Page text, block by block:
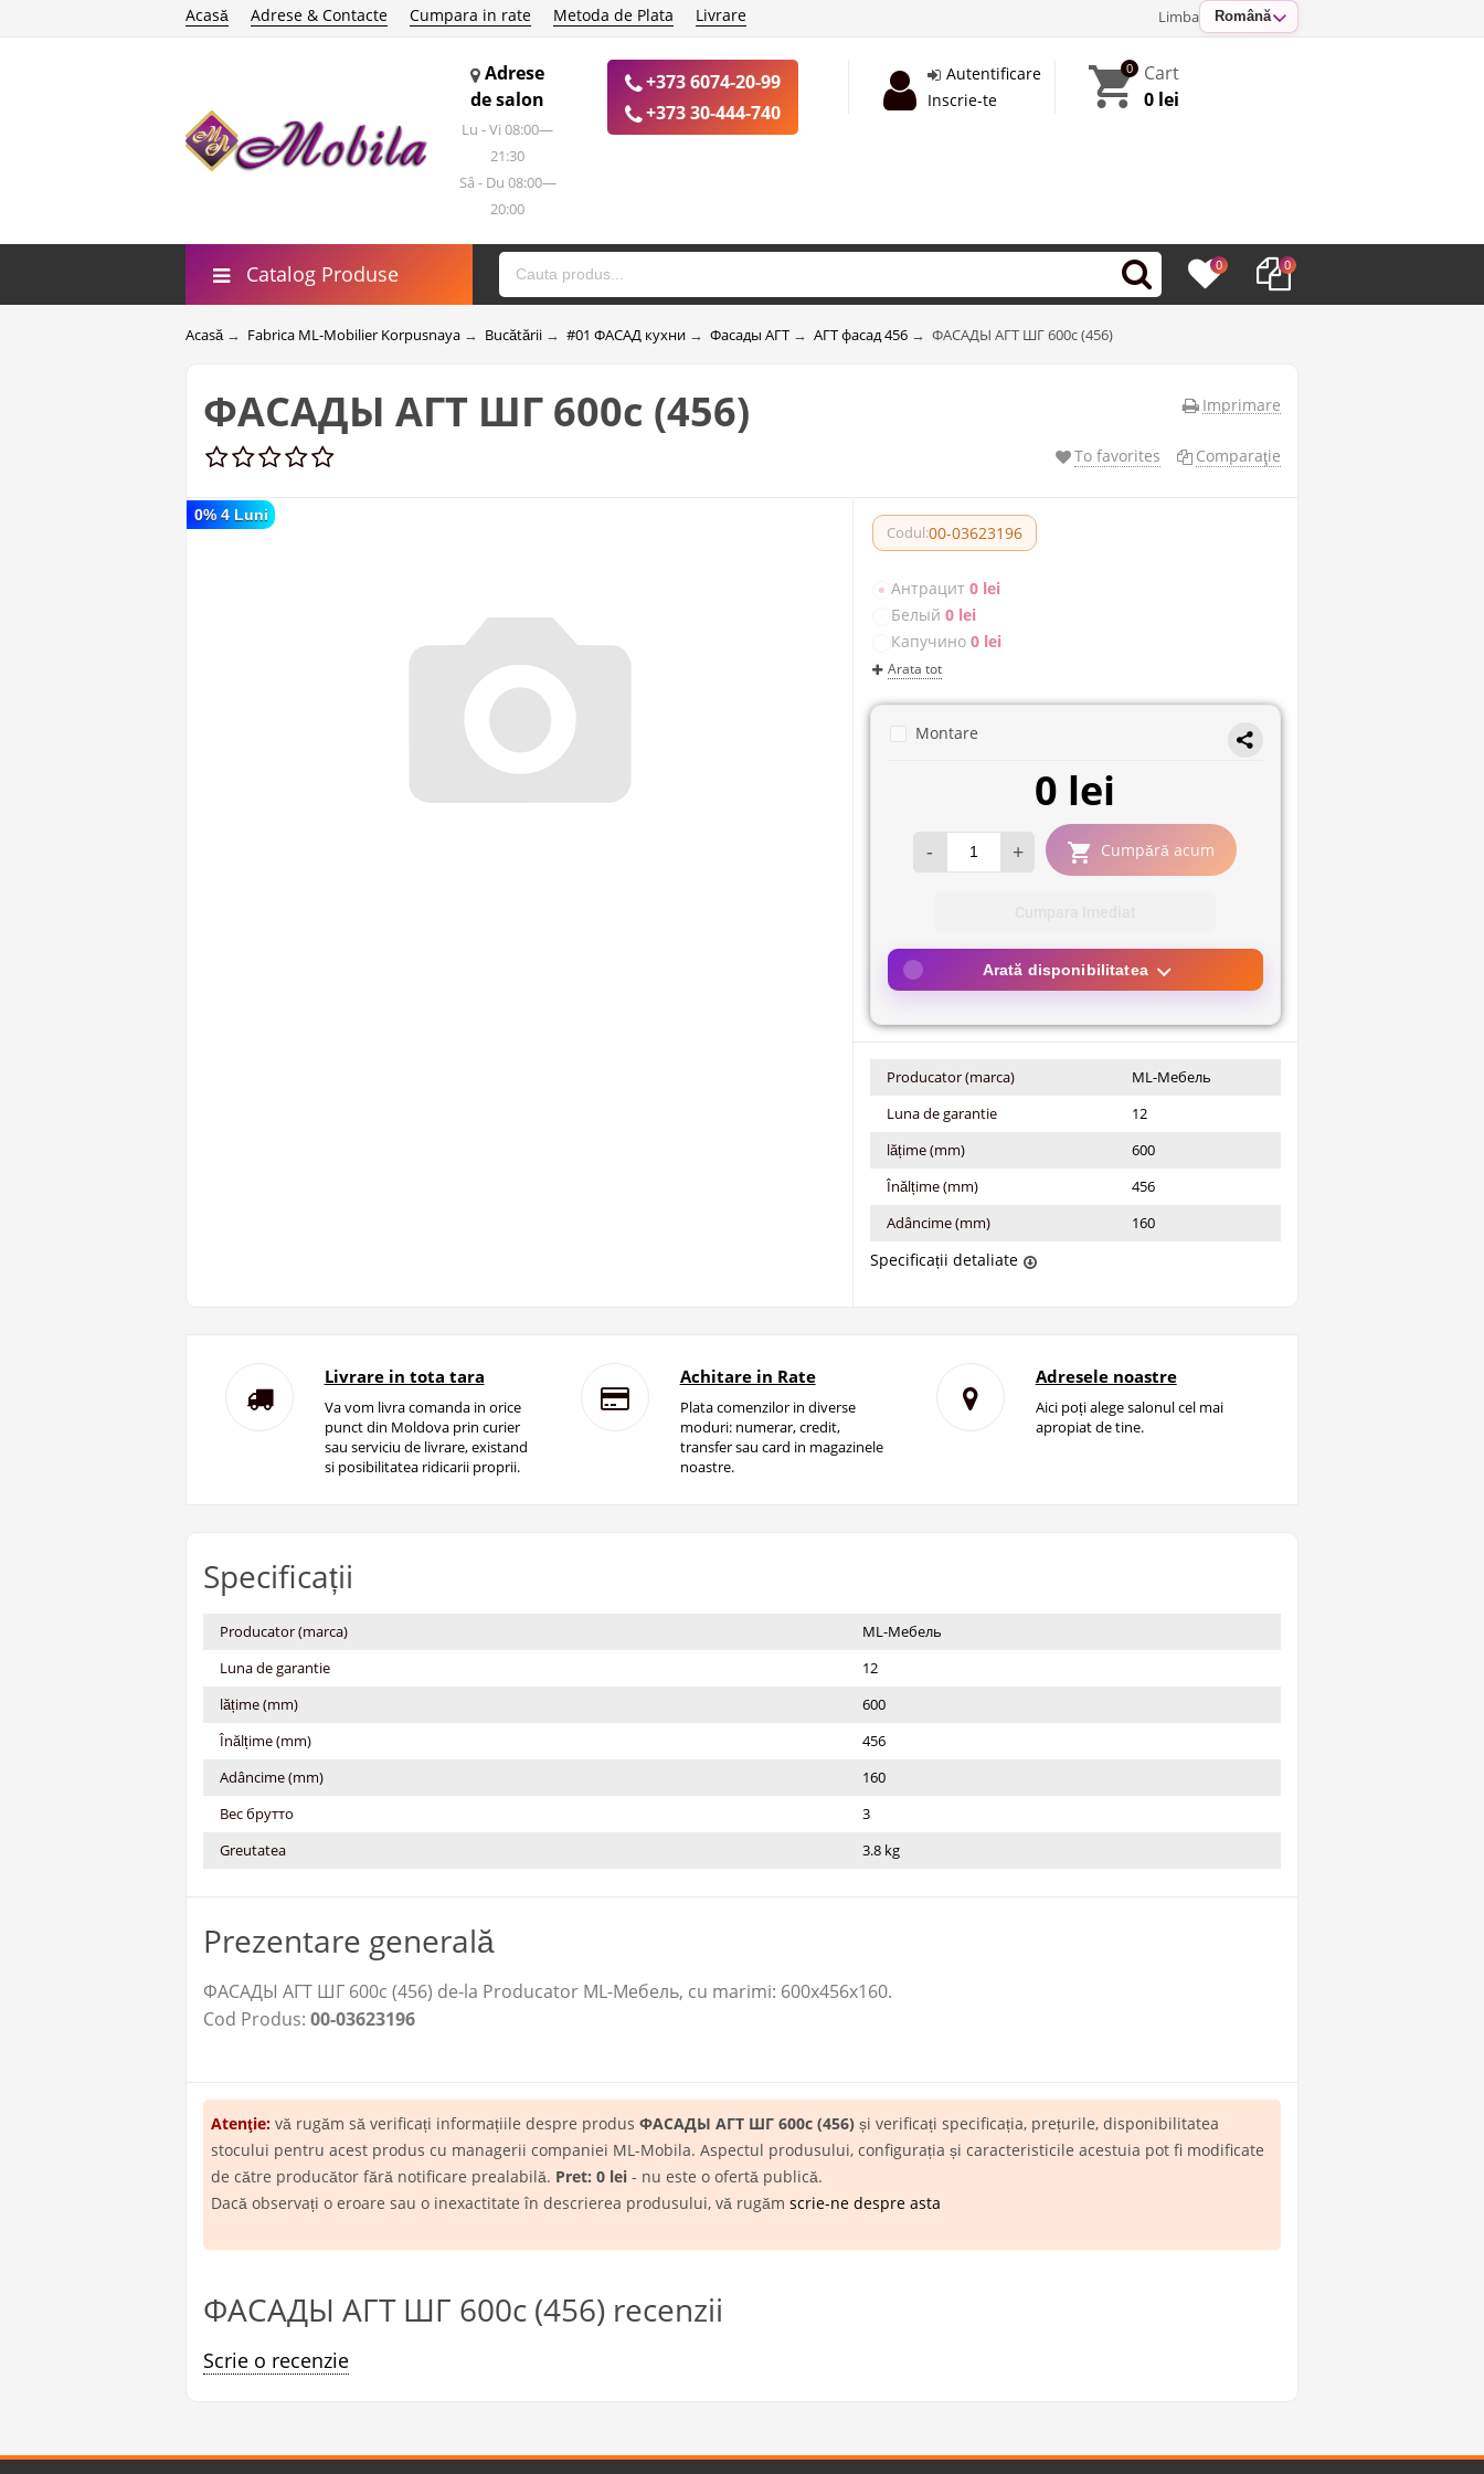
Limba Română
Acasă Adrese & Contacte Cumpara in rate Metoda de Plata Livrare
Adrese
de salon
Lu - Vi 08:00—
21:30
Sâ - Du 08:00—
20:00
+373 6074-20-99
+373 30-444-740
Autentificare
Inscrie-te
0
Cart
0 lei
Catalog Produse 0 0
Acasă → Fabrica ML-Mobilier Korpusnaya → Bucătării → #01 ФАСАД кухни → Фасады АГТ → АГТ фасад 456 → ФАСАДЫ АГТ ШГ 600c (456)
Imprimare
ФАСАДЫ АГТ ШГ 600c (456)
To favorites Comparaţie
0% 4 Luni
Codul:00-03623196
Антрацит 0 lei
Белый 0 lei
Капучино 0 lei
Arata tot
Montare
0 lei
- + Cumpără acum
Arată disponibilitatea
Producator (marca)
ML-Мебель
Luna de garantie
12
lățime (mm)
600
Înălțime (mm)
456
Adâncime (mm)
160
Specificații detaliate
Livrare in tota tara
Va vom livra comanda in orice
punct din Moldova prin curier
sau serviciu de livrare, existand
si posibilitatea ridicarii proprii.
Achitare in Rate
Plata comenzilor in diverse
moduri: numerar, credit,
transfer sau card in magazinele
noastre.
Adresele noastre
Aici poți alege salonul cel mai
apropiat de tine.
Specificații
Producator (marca)
ML-Мебель
Luna de garantie
12
lățime (mm)
600
Înălțime (mm)
456
Adâncime (mm)
160
Вес брутто
3
Greutatea
3.8 kg
Prezentare generală
ФАСАДЫ АГТ ШГ 600c (456) de-la Producator ML-Мебель​, cu marimi: 600x456x160.
Cod Produs: 00-03623196
Atenţie: vă rugăm să verificați informațiile despre produs ФАСАДЫ АГТ ШГ 600c (456) și verificați specificația, prețurile, disponibilitatea
stocului pentru acest produs cu managerii companiei ML-Mobila. Aspectul produsului, configurația și caracteristicile acestuia pot fi modificate
de către producător fără notificare prealabilă. Pret: 0 lei - nu este o ofertă publică.
Dacă observați o eroare sau o inexactitate în descrierea produsului, vă rugăm scrie-ne despre asta
ФАСАДЫ АГТ ШГ 600c (456) recenzii
Scrie o recenzie